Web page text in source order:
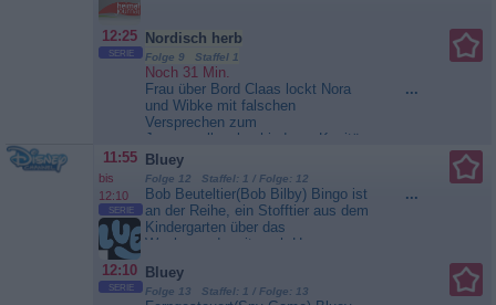
12:25
SERIE
Nordisch herb
Folge 9 Staffel 1
Noch 31 Min.
Frau über Bord Claas lockt Nora
und Wibke mit falschen
Versprechen zum
Junggesellenabschied von Kapitän
Heintje Hansen im Seemannsheim
„Zum alten Kutter“. Der alte Seebär
will nach 50 Jahren des Wartens
endlich seine geliebte Helga
Wartberg ehelichen. Die Feier
findet jedoch ein jähes Ende, als
...
11:55
bis
12:10
SERIE
Bluey
Folge 12 Staffel: 1 / Folge: 12
Bob Beuteltier(Bob Bilby) Bingo ist
an der Reihe, ein Stofftier aus dem
Kindergarten über das
Wochenende mit nach Hause zu
sollen die gemeinsamen
Erlebnisse festgehalten werden.
...
12:10
SERIE
Bluey
Folge 13 Staffel: 1 / Folge: 13